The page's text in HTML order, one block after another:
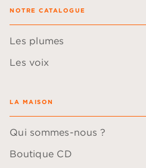
NOTRE CATALOGUE
Les plumes
Les voix
LA MAISON
Qui sommes-nous ?
Boutique CD